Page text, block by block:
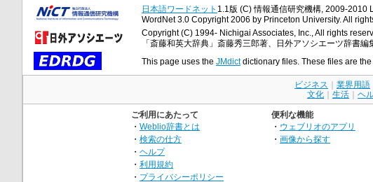
日本語ワードネット 1.1版 (C) 情報通信研究機構, 2009-2010
WordNet 3.0 Copyright 2006 by Princeton University. All
Copyright (C) 1994- Nichigai Associates, Inc., All rights
「斎藤和英大辞典」斎藤秀三郎著、日外アソシエーツ辞書編
This page uses the JMdictdictionary files. These files are the
ビジネス 業界用語
文化
生活 ヘ
ご利用にあたって
・ Weblio辞書とは
・ 検索の仕方
・ ヘルプ
・ 利用規約
・ プライバシーポリシー
便利な機能
・ ウェブリオのアプリ
・ 画像から探す